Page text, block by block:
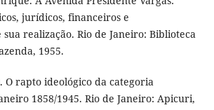
jurídicos, financeiros e
realização. Rio de Janeiro: Biblioteca
1955.
O rapto ideológico da categoria
1858/1945. Rio de Janeiro: Apicuri,